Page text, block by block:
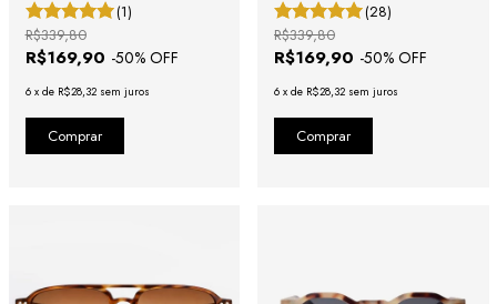
(1)
R$169,90 -50% OFF
R$339,80
6 x de R$28,32 sem juros
(28)
R$169,90 -50% OFF
R$339,80
6 x de R$28,32 sem juros